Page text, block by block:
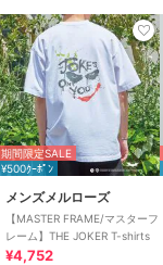
期間限定SALE
¥500ｸｰﾎﾟﾝ
メンズメルローズ
【MASTER FRAME/マスターフ
レーム】THE JOKER T-shirts
¥4,752